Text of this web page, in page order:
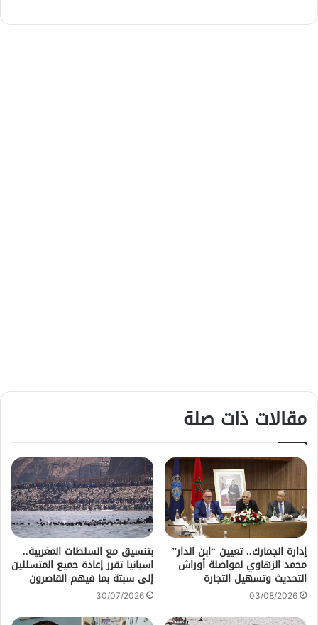
مقالات ذات صلة
إدارة الجمارك.. تعيين “ابن الدار”
محمد الزهاوي لمواصلة أوراش
التحديث وتسهيل التجارة
03/08/2026
بتنسيق مع السلطات المغربية..
اسبانيا تقرر إعادة جميع المتسللين
إلى سبتة بما فيهم القاصرون
30/07/2026